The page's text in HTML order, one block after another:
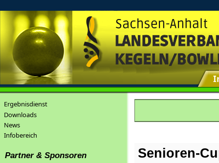
Senioren-
Ergebnisdienst
Downloads
News
Infobereich
Partner & Sponsoren